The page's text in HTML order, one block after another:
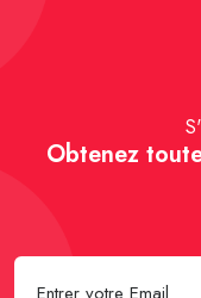
Obtenez